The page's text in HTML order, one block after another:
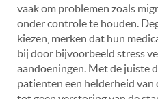
vaak om problemen zoals
onder controle te houden.
kiezen, merken dat hun
bij door bijvoorbeeld stress
aandoeningen. Met de juiste
patiënten een helderheid van